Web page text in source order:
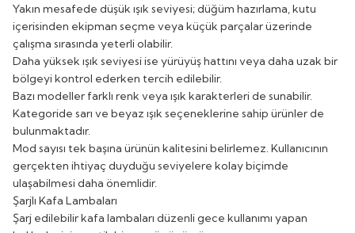
Yakın mesafede düşük ışık seviyesi; düğüm hazırlama, kutu
içerisinden ekipman seçme veya küçük parçalar üzerinde
çalışma sırasında yeterli olabilir.
Daha yüksek ışık seviyesi ise yürüyüş hattını veya daha uzak bir
bölgeyi kontrol ederken tercih edilebilir.
Bazı modeller farklı renk veya ışık karakterleri de sunabilir.
Kategoride sarı ve beyaz ışık seçeneklerine sahip ürünler de
bulunmaktadır.
Mod sayısı tek başına ürünün kalitesini belirlemez. Kullanıcının
gerçekten ihtiyaç duyduğu seviyelere kolay biçimde
ulaşabilmesi daha önemlidir.
Şarjlı Kafa Lambaları
Şarj edilebilir kafa lambaları düzenli gece kullanımı yapan